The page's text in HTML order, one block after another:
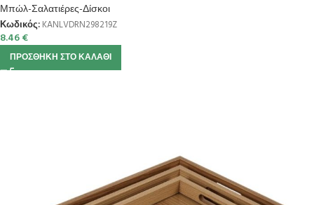
Μπώλ-Σαλατιέρες-Δίσκοι
Κωδικός: KANLVDRN298219Z
8.46€
ΠΡΟΣΘΉΚΗ ΣΤΟ ΚΑΛΆΘΙ